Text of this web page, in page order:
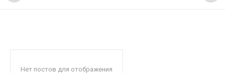
Нет постов для отображения